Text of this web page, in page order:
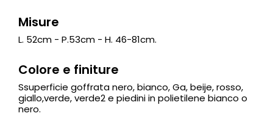
Misure
L. 52cm - P.53cm - H. 46-81cm.
Colore e finiture
Ssuperficie goffrata nero, bianco, Ga, beije, rosso,
giallo,verde, verde2 e piedini in polietilene bianco o
nero.